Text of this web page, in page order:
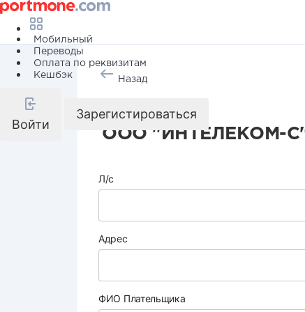
Мобильный
Переводы
Оплата по реквизитам
Кешбэк
Войти
Зарегистироваться
Назад
ООО "ИНТЕЛЕКОМ-
Л/с
Адрес
ФИО Плательщика